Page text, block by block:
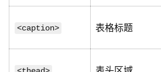
<caption> 表格标题